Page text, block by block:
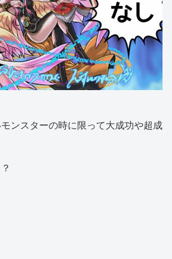
ンスターの時に限って大成功や超成